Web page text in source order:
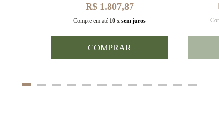
R$ 1.807,87
Compre em até 10 x sem juros
COMPRAR